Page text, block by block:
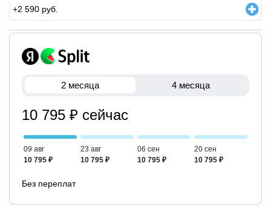
+2 590 руб.
2 месяца 4 месяца
10 795 ₽ сейчас
09 авг
10 795 ₽
23 авг
10 795 ₽
06 сен
10 795 ₽
20 сен
10 795 ₽
Без переплат